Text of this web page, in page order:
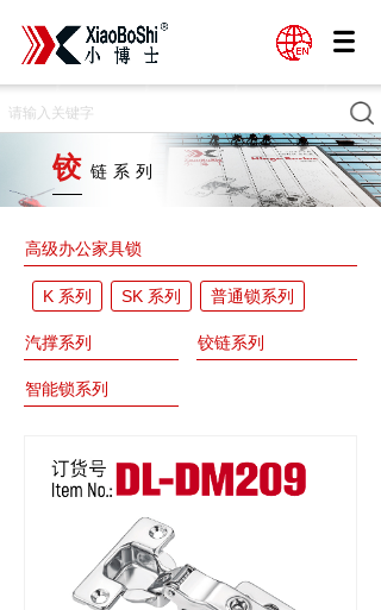
铰 链系列
高级办公家具锁
K 系列 SK 系列 普通锁系列
汽撑系列 铰链系列
智能锁系列